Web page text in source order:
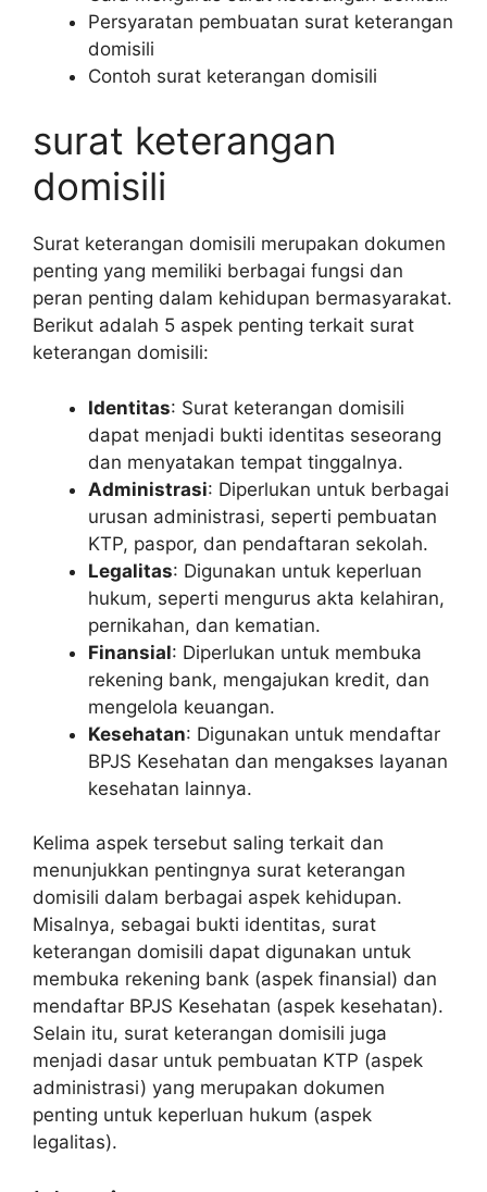
Persyaratan pembuatan surat keterangan
domisili
Contoh surat keterangan domisili
surat keterangan
domisili
Surat keterangan domisili merupakan dokumen
penting yang memiliki berbagai fungsi dan
peran penting dalam kehidupan bermasyarakat.
Berikut adalah 5 aspek penting terkait surat
keterangan domisili:
Identitas: Surat keterangan domisili
dapat menjadi bukti identitas seseorang
dan menyatakan tempat tinggalnya.
Administrasi: Diperlukan untuk berbagai
urusan administrasi, seperti pembuatan
KTP, paspor, dan pendaftaran sekolah.
Legalitas: Digunakan untuk keperluan
hukum, seperti mengurus akta kelahiran,
pernikahan, dan kematian.
Finansial: Diperlukan untuk membuka
rekening bank, mengajukan kredit, dan
mengelola keuangan.
Kesehatan: Digunakan untuk mendaftar
BPJS Kesehatan dan mengakses layanan
kesehatan lainnya.
Kelima aspek tersebut saling terkait dan
menunjukkan pentingnya surat keterangan
domisili dalam berbagai aspek kehidupan.
Misalnya, sebagai bukti identitas, surat
keterangan domisili dapat digunakan untuk
membuka rekening bank (aspek finansial) dan
mendaftar BPJS Kesehatan (aspek kesehatan).
Selain itu, surat keterangan domisili juga
menjadi dasar untuk pembuatan KTP (aspek
administrasi) yang merupakan dokumen
penting untuk keperluan hukum (aspek
legalitas).